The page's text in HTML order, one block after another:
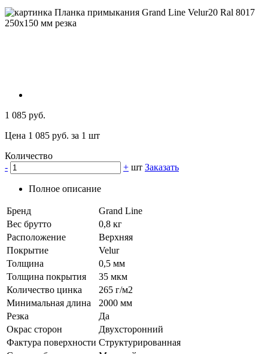
1 085 руб.
Цена 1 085 руб. за 1 шт
Количество
-
+ шт Заказать
Полное описание
Бренд
Grand Line
Вес брутто
0,8 кг
Расположение
Верхняя
Покрытие
Velur
Толщина
0,5 мм
Толщина покрытия
35 мкм
Количество цинка
265 г/м2
Минимальная длина
2000 мм
Резка
Да
Окрас сторон
Двухсторонний
Фактура поверхности Структурированная